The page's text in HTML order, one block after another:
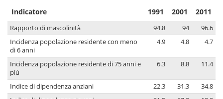
Indicatore 1991 2001 2011
Rapporto di mascolinità 94.8 94
96.6
Incidenza popolazione residente con meno
di 6 anni
4.9 4.8 4.7
Incidenza popolazione residente di 75 anni e
più
6.3 8.8 11.4
Indice di dipendenza anziani 22.3 31.3
34.8